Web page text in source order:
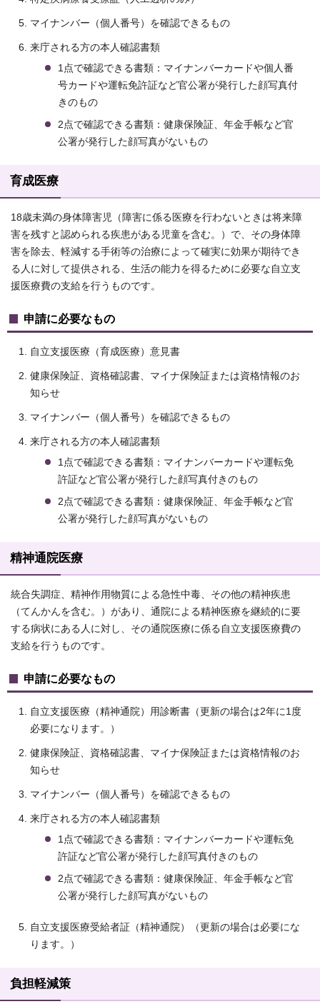
マイナンバー（個人番号）を確認できるもの
来庁される方の本人確認書類
1点で確認できる書類：マイナンバーカードや個人番
号カードや運転免許証など官公署が発行した顔写真付
きのもの
2点で確認できる書類：健康保険証、年金手帳など官
公署が発行した顔写真がないもの
育成医療
18歳未満の身体障害児（障害に係る医療を行わないときは将来障
害を残すと認められる疾患がある児童を含む。）で、その身体障
害を除去、軽減する手術等の治療によって確実に効果が期待でき
る人に対して提供される、生活の能力を得るために必要な自立支
援医療費の支給を行うものです。
申請に必要なもの
自立支援医療（育成医療）意見書
健康保険証、資格確認書、マイナ保険証または資格情報のお
知らせ
マイナンバー（個人番号）を確認できるもの
来庁される方の本人確認書類
1点で確認できる書類：マイナンバーカードや運転免
許証など官公署が発行した顔写真付きのもの
2点で確認できる書類：健康保険証、年金手帳など官
公署が発行した顔写真がないもの
精神通院医療
統合失調症、精神作用物質による急性中毒、その他の精神疾患
（てんかんを含む。）があり、通院による精神医療を継続的に要
する病状にある人に対し、その通院医療に係る自立支援医療費の
支給を行うものです。
申請に必要なもの
自立支援医療（精神通院）用診断書（更新の場合は2年に1度
必要になります。）
健康保険証、資格確認書、マイナ保険証または資格情報のお
知らせ
マイナンバー（個人番号）を確認できるもの
来庁される方の本人確認書類
1点で確認できる書類：マイナンバーカードや運転免
許証など官公署が発行した顔写真付きのもの
2点で確認できる書類：健康保険証、年金手帳など官
公署が発行した顔写真がないもの
自立支援医療受給者証（精神通院）（更新の場合は必要にな
ります。）
負担軽減策